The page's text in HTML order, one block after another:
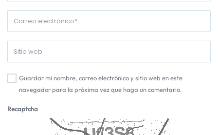
Guardar mi nombre, correo electrónico y sitio web en este
navegador para la próxima vez que haga un comentario.
Recaptcha